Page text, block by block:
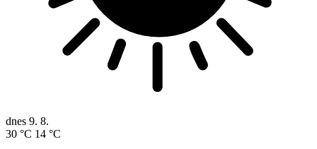
dnes 9. 8.
30 °C 14 °C